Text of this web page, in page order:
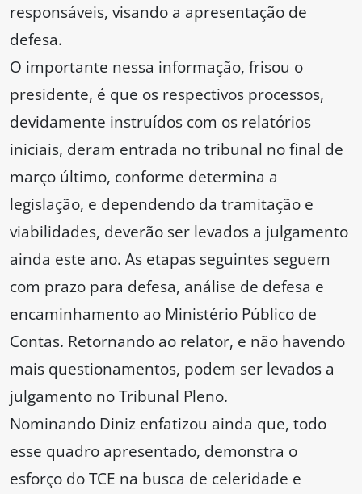
responsáveis, visando a apresentação de
defesa.
O importante nessa informação, frisou o
presidente, é que os respectivos processos,
devidamente instruídos com os relatórios
iniciais, deram entrada no tribunal no final de
março último, conforme determina a
legislação, e dependendo da tramitação e
viabilidades, deverão ser levados a julgamento
ainda este ano. As etapas seguintes seguem
com prazo para defesa, análise de defesa e
encaminhamento ao Ministério Público de
Contas. Retornando ao relator, e não havendo
mais questionamentos, podem ser levados a
julgamento no Tribunal Pleno.
Nominando Diniz enfatizou ainda que, todo
esse quadro apresentado, demonstra o
esforço do TCE na busca de celeridade e